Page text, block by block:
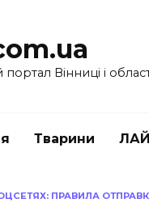
Вінниці і
Тварини
ПРАВИЛА